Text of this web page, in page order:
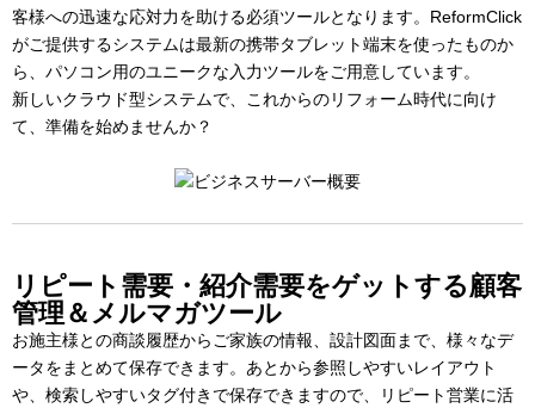
客様への迅速な応対力を助ける必須ツールとなります。ReformClick
がご提供するシステムは最新の携帯タブレット端末を使ったものか
ら、パソコン用のユニークな入力ツールをご用意しています。
新しいクラウド型システムで、これからのリフォーム時代に向け
て、準備を始めませんか？
リピート需要・紹介需要をゲットする顧客
管理＆メルマガツール
お施主様との商談履歴からご家族の情報、設計図面まで、様々なデ
ータをまとめて保存できます。あとから参照しやすいレイアウト
や、検索しやすいタグ付きで保存できますので、リピート営業に活